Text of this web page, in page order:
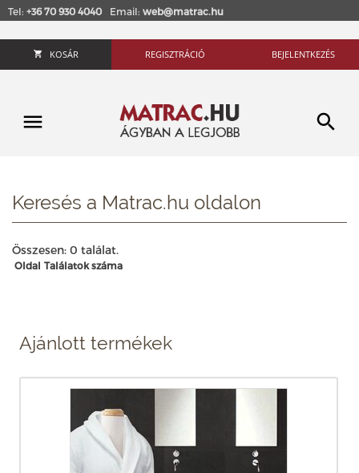
Tel: +36 70 930 4040 Email: web@matrac.hu
KOSÁR REGISZTRÁCIÓ BEJELENTKEZÉS
Keresés a Matrac.hu oldalon
Összesen: 0 találat.
Oldal Találatok száma
Ajánlott termékek